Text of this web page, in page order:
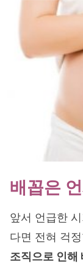
배꼽은
앞서 언급한
다면 전혀 걱
조직으로 인해